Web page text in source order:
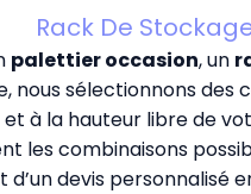
Rack De
palettier occasion, un
nous sélectionnons
à la hauteur libre de
les combinaisons
d’un devis